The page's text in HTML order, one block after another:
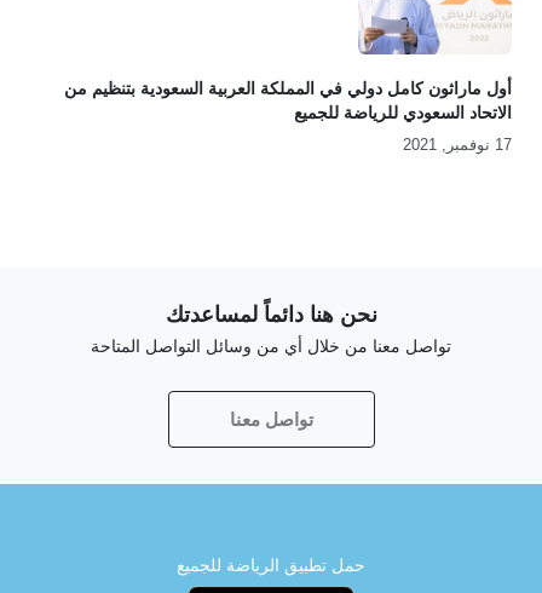
أول ماراثون كامل دولي في المملكة العربية السعودية بتنظيم من
الاتحاد السعودي للرياضة للجميع
17 نوفمبر, 2021
نحن هنا دائماً لمساعدتك
تواصل معنا من خلال أي من وسائل التواصل المتاحة
تواصل معنا
حمل تطبيق الرياضة للجميع